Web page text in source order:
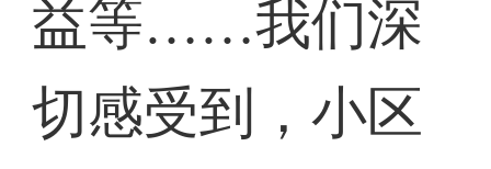
益等……我们深
切感受到，小区